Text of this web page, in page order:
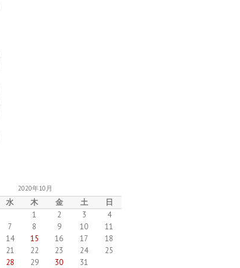
2020年10月
水 木 金 土
日
1
2 3
4
7 8 9 10
11
14 15 16 17
18
21 22 23 24
25
28 29 30
31